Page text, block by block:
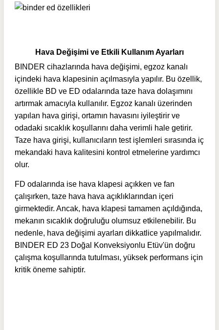
Hava Değişimi ve Etkili Kullanım Ayarları
BINDER cihazlarında hava değişimi, egzoz kanalı
içindeki hava klapesinin açılmasıyla yapılır. Bu özellik,
özellikle BD ve ED odalarında taze hava dolaşımını
artırmak amacıyla kullanılır. Egzoz kanalı üzerinden
yapılan hava girişi, ortamın havasını iyileştirir ve
odadaki sıcaklık koşullarını daha verimli hale getirir.
Taze hava girişi, kullanıcıların test işlemleri sırasında iç
mekandaki hava kalitesini kontrol etmelerine yardımcı
olur.
FD odalarında ise hava klapesi açıkken ve fan
çalışırken, taze hava hava açıklıklarından içeri
girmektedir. Ancak, hava klapesi tamamen açıldığında,
mekanın sıcaklık doğruluğu olumsuz etkilenebilir. Bu
nedenle, hava değişimi ayarları dikkatlice yapılmalıdır.
BINDER ED 23 Doğal Konveksiyonlu Etüv'ün doğru
çalışma koşullarında tutulması, yüksek performans için
kritik öneme sahiptir.